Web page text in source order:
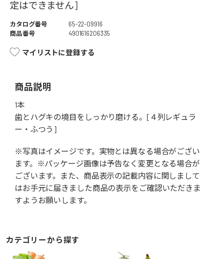
定はできません]
カタログ番号
65-22-09916
商品番号
4901616206335
マイリストに登録する
商品説明
1本
歯とハグキの境目をしっかり磨ける。[４列レギュラ
ー・ふつう]
※写真はイメージです。実物とは異なる場合がござい
ます。※パッケージ画像は予告なく変更となる場合が
ございます。また、商品表示の記載内容に関しまして
はお手元に届きました商品の表示をご確認いただきま
すようお願いします。
カテゴリーから探す